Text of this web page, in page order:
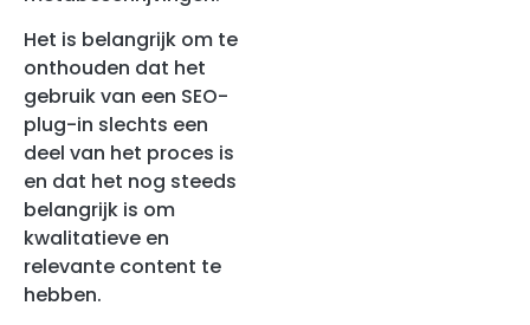
Het is belangrijk om te
onthouden dat het
gebruik van een SEO-
plug-in slechts een
deel van het proces is
en dat het nog steeds
belangrijk is om
kwalitatieve en
relevante content te
hebben.